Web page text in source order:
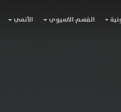
القسم الاسيوي الأنمي